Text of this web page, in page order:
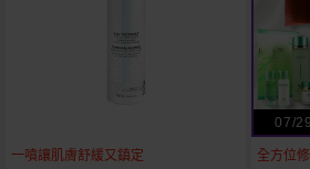
一噴讓肌膚舒緩又鎮定
07/
全方位